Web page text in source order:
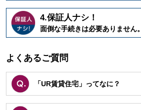
4.保証人ナシ！
面倒な手続きは必要ありません。
よくあるご質問
「UR賃貸住宅」ってなに？